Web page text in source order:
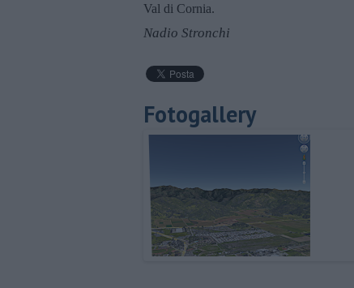
Val di Cornia.
Nadio Stronchi
Fotogallery